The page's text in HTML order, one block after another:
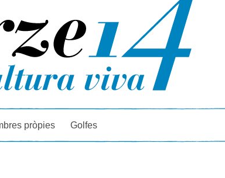
pròpies Golfes